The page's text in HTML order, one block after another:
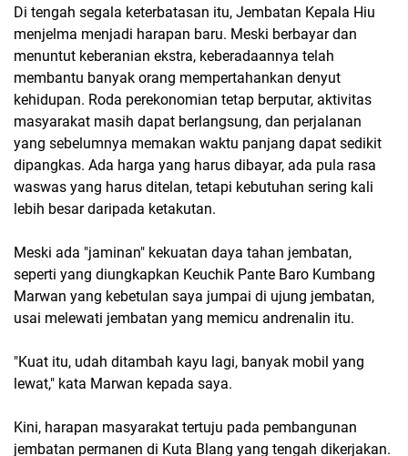
Di tengah segala keterbatasan itu, Jembatan Kepala Hiu
menjelma menjadi harapan baru. Meski berbayar dan
menuntut keberanian ekstra, keberadaannya telah
membantu banyak orang mempertahankan denyut
kehidupan. Roda perekonomian tetap berputar, aktivitas
masyarakat masih dapat berlangsung, dan perjalanan
yang sebelumnya memakan waktu panjang dapat sedikit
dipangkas. Ada harga yang harus dibayar, ada pula rasa
waswas yang harus ditelan, tetapi kebutuhan sering kali
lebih besar daripada ketakutan.
Meski ada "jaminan" kekuatan daya tahan jembatan,
seperti yang diungkapkan Keuchik Pante Baro Kumbang
Marwan yang kebetulan saya jumpai di ujung jembatan,
usai melewati jembatan yang memicu andrenalin itu.
"Kuat itu, udah ditambah kayu lagi, banyak mobil yang
lewat," kata Marwan kepada saya.
Kini, harapan masyarakat tertuju pada pembangunan
jembatan permanen di Kuta Blang yang tengah dikerjakan.